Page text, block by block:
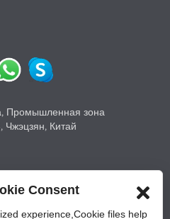
Промышленная зона
Китай
Consent
experience,Сookie files help